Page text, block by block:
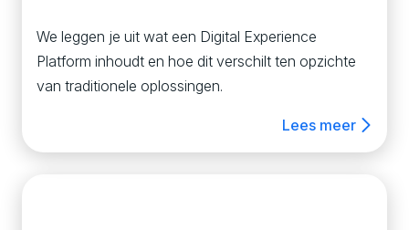
We leggen je uit wat een Digital Experience
Platform inhoudt en hoe dit verschilt ten opzichte
van traditionele oplossingen.
Lees meer